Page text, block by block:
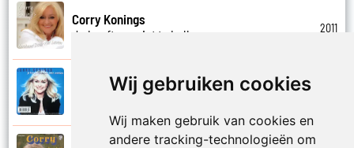
Wij gebruiken cookies
Wij maken gebruik van cookies en
andere tracking-technologieën om
Corry Konings
Je hoeft me niet te bellen
2011
Corry Konings
Je kan je leven nooit meer overdoen